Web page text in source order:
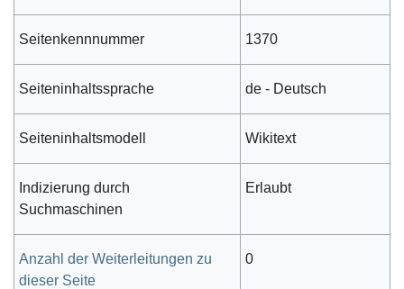
Seitenkennnummer 1370
Seiteninhaltssprache de - Deutsch
Seiteninhaltsmodell Wikitext
Indizierung durch
Suchmaschinen
Erlaubt
Anzahl der Weiterleitungen zu
dieser Seite
0